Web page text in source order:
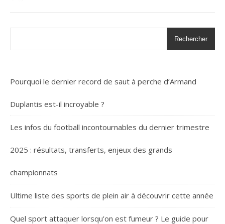
Rechercher
Pourquoi le dernier record de saut à perche d’Armand
Duplantis est-il incroyable ?
Les infos du football incontournables du dernier trimestre
2025 : résultats, transferts, enjeux des grands
championnats
Ultime liste des sports de plein air à découvrir cette année
Quel sport attaquer lorsqu’on est fumeur ? Le guide pour